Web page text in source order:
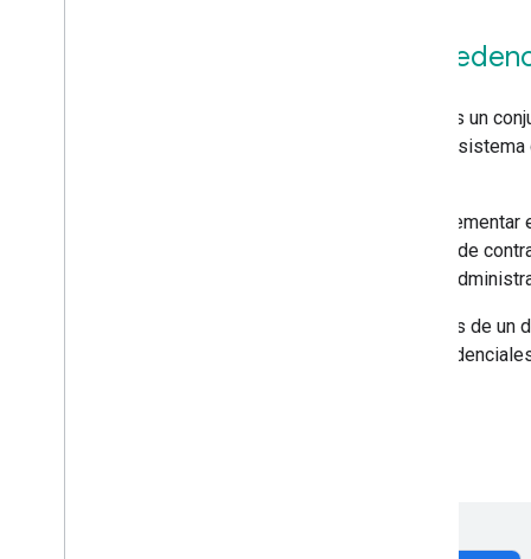
¿Qué es el uso compartido de
El uso compartido de credenciales sin problemas es un
de contraseñas de Google y otros servicios del
Los desarrolladores web y de Android pueden
de sus usuarios. Esto permite que el Administrador de
para Android que comparten el mismo backend de
Por ejemplo, si un usuario almacena las credenciales de
puede sugerir la función de autocompletar esas